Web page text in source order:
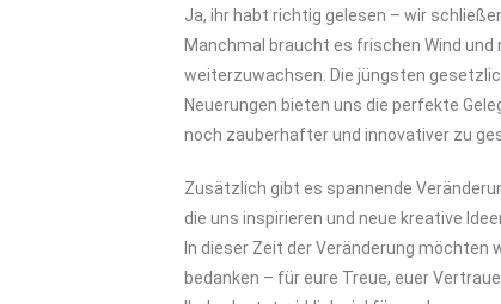
Ja, ihr habt richtig gelesen – wir
Manchmal braucht es frischen Wind und
weiterzuwachsen. Die jüngsten
Neuerungen bieten uns die perfekte
noch zauberhafter und innovativer zu
Zusätzlich gibt es spannende
die uns inspirieren und neue kreative
In dieser Zeit der Veränderung möchten
bedanken – für eure Treue, euer